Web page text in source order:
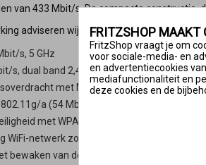
van 433 Mbit/s. De compacte constructie,
adviseren wij de laatste software te
s, 5 GHz
s, dual band 2,4 of 5 GHz
met MIMO routers
a (54 Mbit/s) en 802.11b (11 Mbit/s)
met WPA2 (802.11i)
WiFi-netwerk zonder conﬁguratie
bewaken van de verbinding en het
FRITZSHOP MAAKT
FritzShop vraagt je om
voor sociale-media- en
en advertentiecookies
mediafunctionaliteit en
deze cookies en de